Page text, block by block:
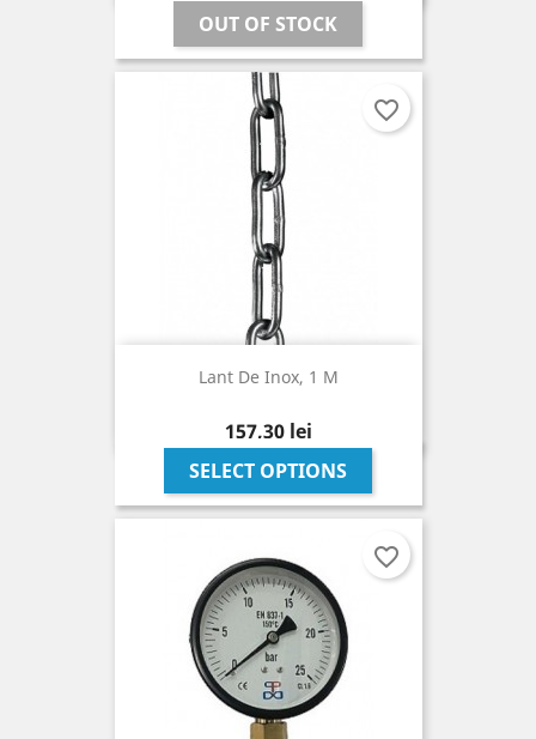
OUT OF STOCK
Lant De Inox, 1 M
Pret
157,30 lei
SELECT OPTIONS
favorite_border
favorite_border